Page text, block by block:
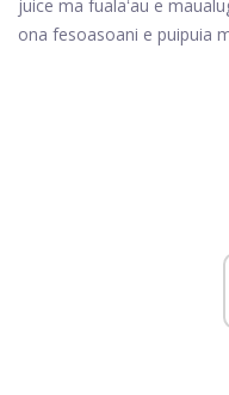
juice ma fualaʻau e
ona fesoasoani e puipuia